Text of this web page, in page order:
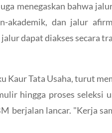
menegaskan bahwa
akademik, dan jalur
dapat diakses secara
Kaur Tata Usaha, turut
hingga proses seleksi
berjalan lancar. "Kerja